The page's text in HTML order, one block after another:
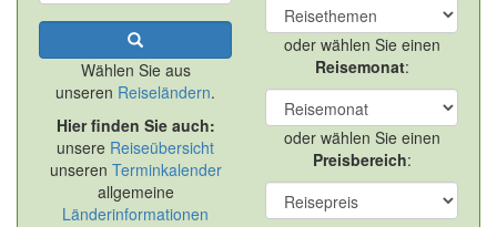
Wählen Sie aus
unseren Reiseländern.
Hier finden Sie auch:
unsere Reiseübersicht
unseren Terminkalender
allgemeine
Länderinformationen
oder wählen Sie einen
Reisemonat:
oder wählen Sie einen
Preisbereich: